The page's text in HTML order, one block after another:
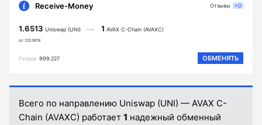
Receive-Money
1.6513 Uniswap (UNI)
от 125.1878
1 AVAX C-Chain (AVAXC)
Резерв 999.227 ОБМЕНЯТЬ
Отзывы +0
Всего по направлению Uniswap (UNI) — AVAX C-
Chain (AVAXC) работает 1 надежный обменный